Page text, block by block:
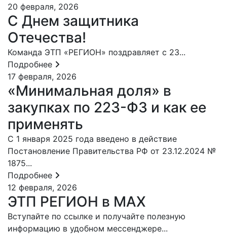
20 февраля, 2026
С Днем защитника
Отечества!
Команда ЭТП «РЕГИОН» поздравляет с 23...
Подробнее
17 февраля, 2026
«Минимальная доля» в
закупках по 223-ФЗ и как ее
применять
С 1 января 2025 года введено в действие
Постановление Правительства РФ от 23.12.2024 №
1875...
Подробнее
12 февраля, 2026
ЭТП РЕГИОН в MAX
Вступайте по ссылке и получайте полезную
информацию в удобном мессенджере...